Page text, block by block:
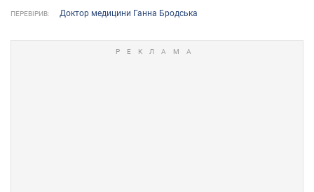
ПЕРЕВІРИВ: Доктор медицини Ганна Бродська